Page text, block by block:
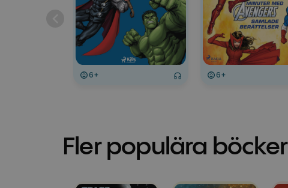
6+ 6+
Fler populära böcker